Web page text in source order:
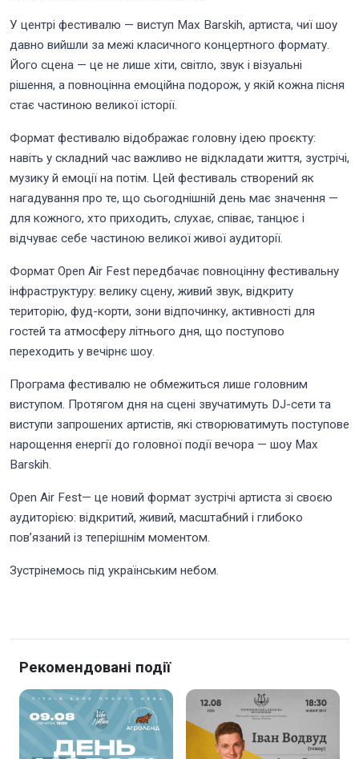
У центрі фестивалю — виступ Max Barskih, артиста, чиї шоу
давно вийшли за межі класичного концертного формату.
Його сцена — це не лише хіти, світло, звук і візуальні
рішення, а повноцінна емоційна подорож, у якій кожна пісня
стає частиною великої історії.
Формат фестивалю відображає головну ідею проєкту:
навіть у складний час важливо не відкладати життя, зустрічі,
музику й емоції на потім. Цей фестиваль створений як
нагадування про те, що сьогоднішній день має значення —
для кожного, хто приходить, слухає, співає, танцює і
відчуває себе частиною великої живої аудиторії.
Формат Open Air Fest передбачає повноцінну фестивальну
інфраструктуру: велику сцену, живий звук, відкриту
територію, фуд-корти, зони відпочинку, активності для
гостей та атмосферу літнього дня, що поступово
переходить у вечірнє шоу.
Програма фестивалю не обмежиться лише головним
виступом. Протягом дня на сцені звучатимуть DJ-сети та
виступи запрошених артистів, які створюватимуть поступове
нарощення енергії до головної події вечора — шоу Max
Barskih.
Open Air Fest— це новий формат зустрічі артиста зі своєю
аудиторією: відкритий, живий, масштабний і глибоко
пов’язаний із теперішнім моментом.
Зустрінемось під українським небом.
Рекомендовані події